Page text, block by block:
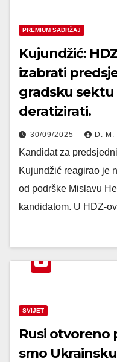
PREMIUM SADRŽAJ
Kujundžić:
izabrati
gradsku sektu
deratizirati.
30/09/2025 D. M.
Kandidat za
Kujundžić reagirao je
od podrške Mislavu
kandidatom. U HDZ-
SVIJET
Rusi otvoreno priznaju: Podcijenili
smo